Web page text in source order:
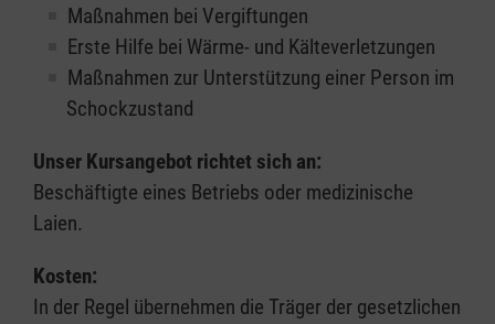
Maßnahmen bei Vergiftungen
Erste Hilfe bei Wärme- und Kälteverletzungen
Maßnahmen zur Unterstützung einer Person im
Schockzustand
Unser Kursangebot richtet sich an:
Beschäftigte eines Betriebs oder medizinische
Laien.
Kosten:
In der Regel übernehmen die Träger der gesetzlichen